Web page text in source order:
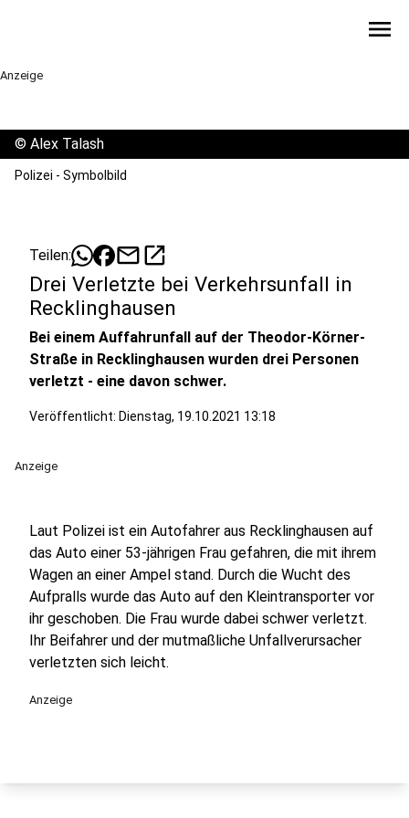
menu
Anzeige
© Alex Talash
Polizei - Symbolbild
Teilen: mailopen_in_new
Drei Verletzte bei Verkehrsunfall in
Recklinghausen
Bei einem Auffahrunfall auf der Theodor-Körner-
Straße in Recklinghausen wurden drei Personen
verletzt - eine davon schwer.
Veröffentlicht: Dienstag, 19.10.2021 13:18
Anzeige
Laut Polizei ist ein Autofahrer aus Recklinghausen auf
das Auto einer 53-jährigen Frau gefahren, die mit ihrem
Wagen an einer Ampel stand. Durch die Wucht des
Aufpralls wurde das Auto auf den Kleintransporter vor
ihr geschoben. Die Frau wurde dabei schwer verletzt.
Ihr Beifahrer und der mutmaßliche Unfallverursacher
verletzten sich leicht.
Anzeige